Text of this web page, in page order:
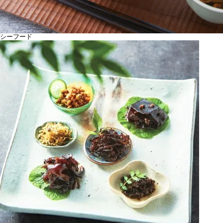
シーフード